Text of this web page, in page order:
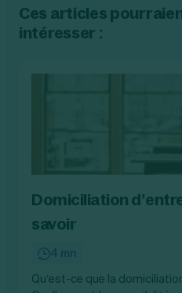
Ces articles
intéresser :
Domiciliation
savoir
4 mn
Qu’est-ce que la